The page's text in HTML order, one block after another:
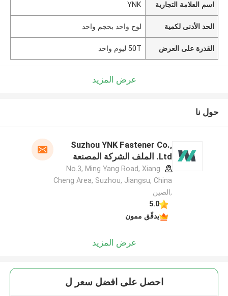
اسم العلامة التجارية YNK
الحد الأدنى لكمية لوح واحد بحجم واحد
القدرة على العرض 50T ليوم واحد
عرض المزيد
حول نا
Suzhou YNK Fastener Co.,
Ltd. الملف الشركة المصنعة
No.3, Ming Yang Road, Xiang
Cheng Area, Suzhou, Jiangsu, China
,الصين
5.0
يدقّق ممون
عرض المزيد
احصل على افضل سعر ل